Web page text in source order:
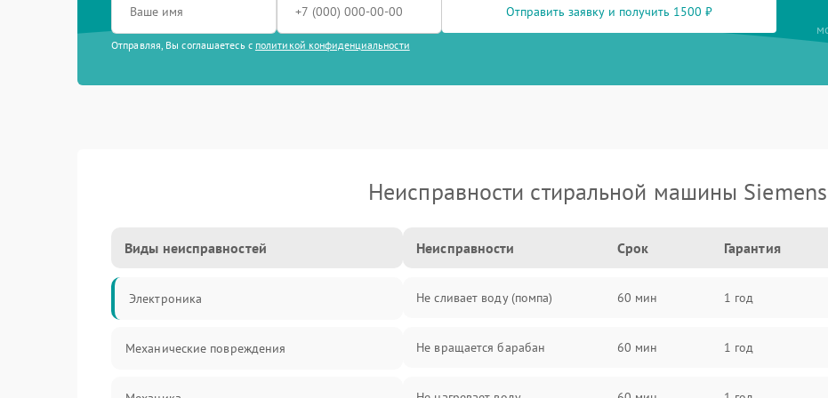
Отправить заявку и получить 1500 ₽
Отправляя, Вы соглашаетесь с политикой конфиденциальности
Неисправности стиральной машины Siemens
Виды неисправностей
Электроника
Механические повреждения
Неисправности Срок Гарантия
Не сливает воду (помпа) 60 мин 1 год
Не вращается барабан 60 мин 1 год